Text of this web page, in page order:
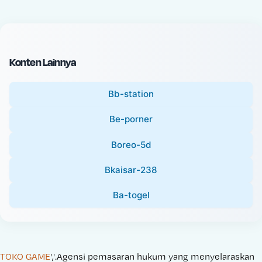
c
e
Konten Lainnya
Bb-station
Be-porner
Boreo-5d
Bkaisar-238
Ba-togel
TOKO GAME','.Agensi pemasaran hukum yang menyelaraskan